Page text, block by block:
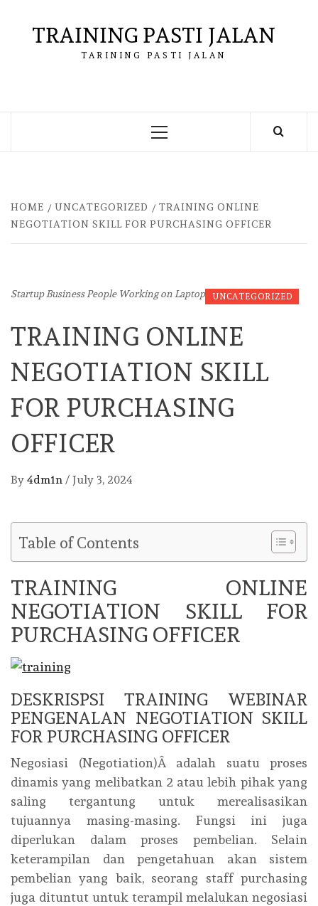
contentTRAINING PASTI JALAN
TARINING PASTI JALAN
Primary
HOME UNCATEGORIZED
TRAINING ONLINE
NEGOTIATION SKILL FOR PURCHASING OFFICER
Startup Business People Working on Laptop UNCATEGORIZED
TRAINING ONLINE
NEGOTIATION SKILL
FOR PURCHASING
OFFICER
By 4dm1n / July 3, 2024
Table of Contents
TRAINING ONLINE
NEGOTIATION SKILL FOR
PURCHASING OFFICER
DESKRISPSI TRAINING WEBINAR
PENGENALAN NEGOTIATION SKILL
FOR PURCHASING OFFICER
Negosiasi (Negotiation)Â adalah suatu proses
dinamis yang melibatkan 2 atau lebih pihak yang
saling tergantung untuk merealisasikan
tujuannya masing-masing. Fungsi ini juga
diperlukan dalam proses pembelian. Selain
keterampilan dan pengetahuan akan sistem
pembelian yang baik, seorang staff purchasing
juga dituntut untuk terampil melalukan negosiasi